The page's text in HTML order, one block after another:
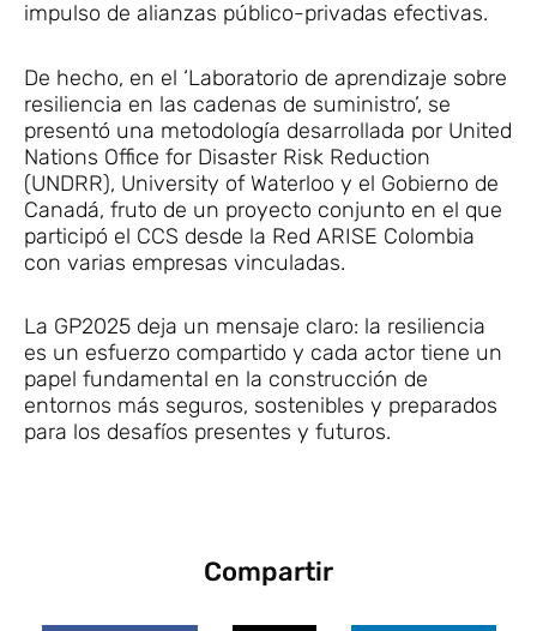
impulso de alianzas público-privadas efectivas.
De hecho, en el ‘Laboratorio de aprendizaje sobre
resiliencia en las cadenas de suministro’, se
presentó una metodología desarrollada por United
Nations Office for Disaster Risk Reduction
(UNDRR), University of Waterloo y el Gobierno de
Canadá, fruto de un proyecto conjunto en el que
participó el CCS desde la Red ARISE Colombia
con varias empresas vinculadas.
La GP2025 deja un mensaje claro: la resiliencia
es un esfuerzo compartido y cada actor tiene un
papel fundamental en la construcción de
entornos más seguros, sostenibles y preparados
para los desafíos presentes y futuros.
Compartir